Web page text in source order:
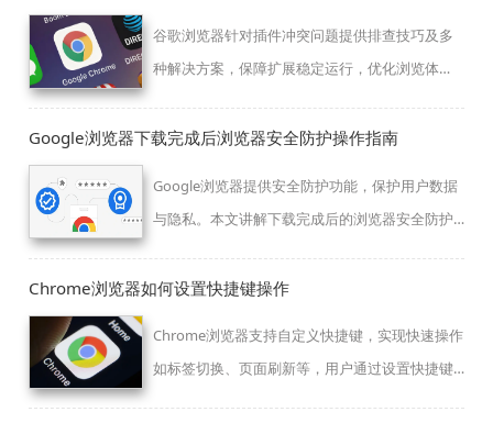
谷歌浏览器针对插件冲突问题提供排查技巧及多
种解决方案，保障扩展稳定运行，优化浏览体
Google浏览器下载完成后浏览器安全防护操作指南
Google浏览器提供安全防护功能，保护用户数据
与隐私。本文讲解下载完成后的浏览器安全防护
Chrome浏览器如何设置快捷键操作
Chrome浏览器支持自定义快捷键，实现快速操作
如标签切换、页面刷新等，用户通过设置快捷键